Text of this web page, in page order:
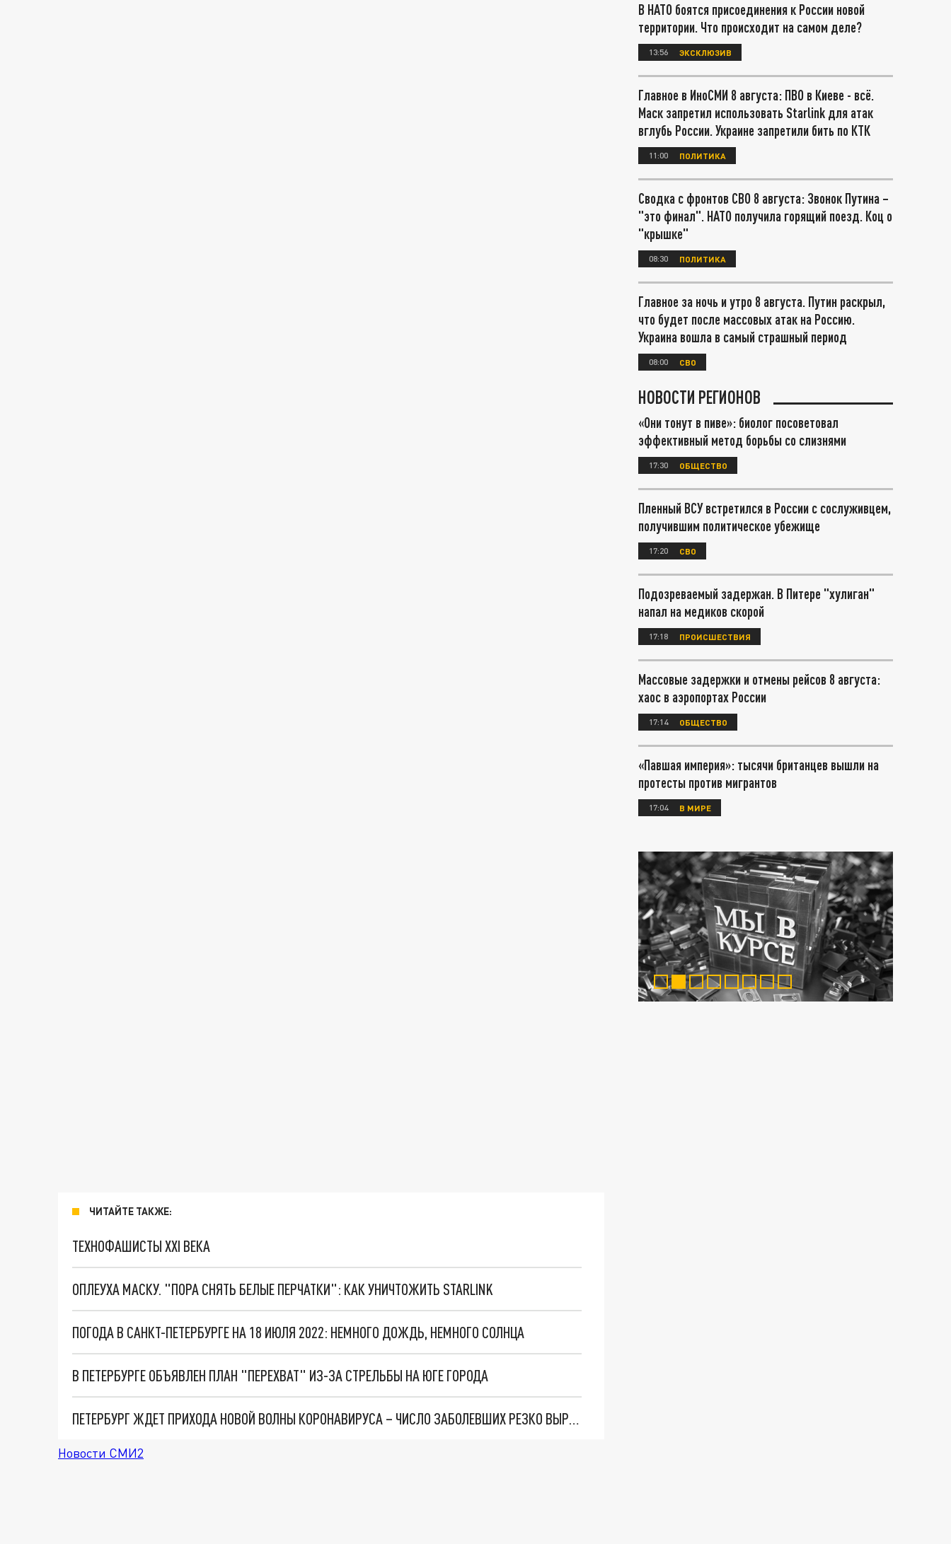
ЧИТАЙТЕ ТАКЖЕ:
ТЕХНОФАШИСТЫ XXI ВЕКА
ОПЛЕУХА МАСКУ. "ПОРА СНЯТЬ БЕЛЫЕ ПЕРЧАТКИ": КАК УНИЧТОЖИТЬ STARLINK
ПОГОДА В САНКТ-ПЕТЕРБУРГЕ НА 18 ИЮЛЯ 2022: НЕМНОГО ДОЖДЬ, НЕМНОГО СОЛНЦА
В ПЕТЕРБУРГЕ ОБЪЯВЛЕН ПЛАН "ПЕРЕХВАТ" ИЗ-ЗА СТРЕЛЬБЫ НА ЮГЕ ГОРОДА
ПЕТЕРБУРГ ЖДЕТ ПРИХОДА НОВОЙ ВОЛНЫ КОРОНАВИРУСА – ЧИСЛО ЗАБОЛЕВШИХ РЕЗКО ВЫРОСЛО
Новости СМИ2
В НАТО боятся присоединения к России новой
территории. Что происходит на самом деле?
13:56 ЭКСКЛЮЗИВ
Главное в ИноСМИ 8 августа: ПВО в Киеве - всё.
Маск запретил использовать Starlink для атак
вглубь России. Украине запретили бить по КТК
11:00 ПОЛИТИКА
Сводка с фронтов СВО 8 августа: Звонок Путина –
"это финал". НАТО получила горящий поезд. Коц о
"крышке"
08:30 ПОЛИТИКА
Главное за ночь и утро 8 августа. Путин раскрыл,
что будет после массовых атак на Россию.
Украина вошла в самый страшный период
08:00 СВО
НОВОСТИ РЕГИОНОВ
«Они тонут в пиве»: биолог посоветовал
эффективный метод борьбы со слизнями
17:30 ОБЩЕСТВО
Пленный ВСУ встретился в России с сослуживцем,
получившим политическое убежище
17:20 СВО
Подозреваемый задержан. В Питере "хулиган"
напал на медиков скорой
17:18 ПРОИСШЕСТВИЯ
Массовые задержки и отмены рейсов 8 августа:
хаос в аэропортах России
17:14 ОБЩЕСТВО
«Павшая империя»: тысячи британцев вышли на
протесты против мигрантов
17:04 В МИРЕ